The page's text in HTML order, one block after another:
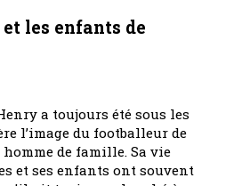
les enfants de
a toujours été sous les
l’image du footballeur de
de famille. Sa vie
et ses enfants ont souvent